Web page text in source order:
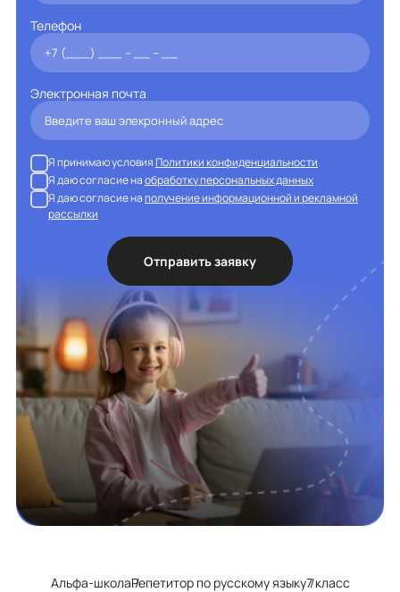
Телефон
Электронная почта
Я принимаю условияПолитики конфиденциальности
Я даю согласие наобработку персональных данных
Я даю согласие наполучение информационной и рекламной
рассылки
Отправить заявку
Альфа-школаРепетитор по русскому языку7 класс